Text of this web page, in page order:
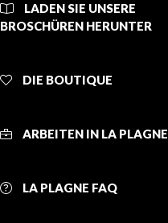
LADEN SIE UNSERE
BROSCHÜREN HERUNTER
DIE BOUTIQUE
ARBEITEN IN LA PLAGNE
LA PLAGNE FAQ